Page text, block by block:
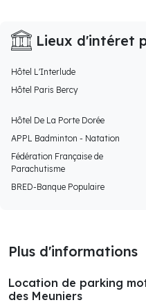
Lieux d'intéret
Hôtel L'Interlude
Hôtel Paris Bercy
Hôtel De La Porte Dorée
APPL Badminton - Natation
Fédération Française de
Parachutisme
BRED-Banque Populaire
Plus d'informations
Location de parking
des Meuniers